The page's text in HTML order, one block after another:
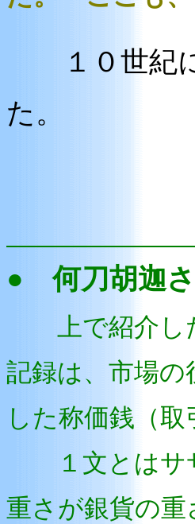
１０世紀に
た。
● 何刀胡迦
上で紹介し
記録は、市場の
した称価銭（
１文とはサ
重さが銀貨の